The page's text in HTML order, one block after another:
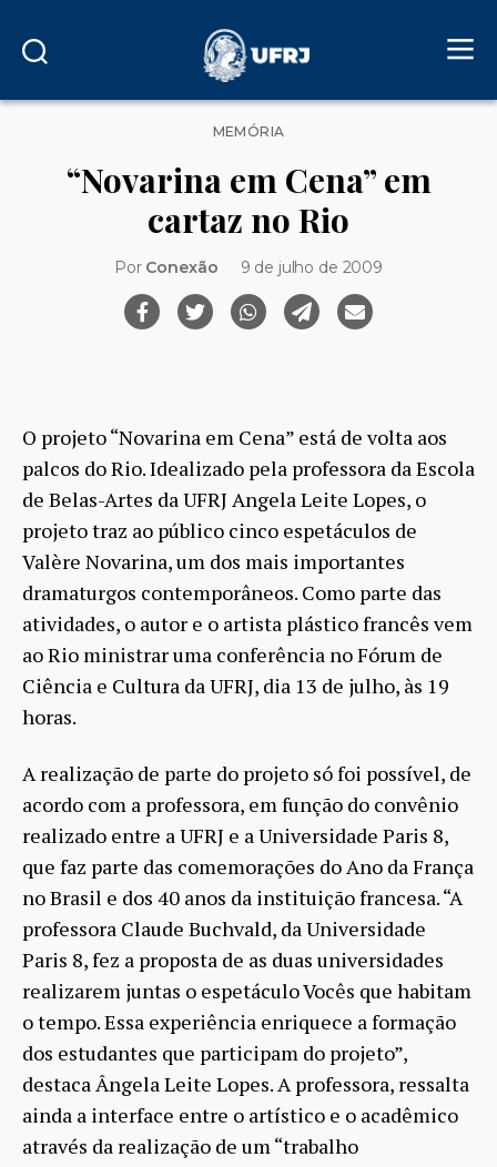
Categorias
MEMÓRIA
“Novarina em Cena” em
cartaz no Rio
Por Conexão 9 de julho de 2009
O projeto “Novarina em Cena” está de volta aos
palcos do Rio. Idealizado pela professora da Escola
de Belas-Artes da UFRJ Angela Leite Lopes, o
projeto traz ao público cinco espetáculos de
Valère Novarina, um dos mais importantes
dramaturgos contemporâneos. Como parte das
atividades, o autor e o artista plástico francês vem
ao Rio ministrar uma conferência no Fórum de
Ciência e Cultura da UFRJ, dia 13 de julho, às 19
horas.
A realização de parte do projeto só foi possível, de
acordo com a professora, em função do convênio
realizado entre a UFRJ e a Universidade Paris 8,
que faz parte das comemorações do Ano da França
no Brasil e dos 40 anos da instituição francesa. “A
professora Claude Buchvald, da Universidade
Paris 8, fez a proposta de as duas universidades
realizarem juntas o espetáculo Vocês que habitam
o tempo. Essa experiência enriquece a formação
dos estudantes que participam do projeto”,
destaca Ângela Leite Lopes. A professora, ressalta
ainda a interface entre o artístico e o acadêmico
através da realização de um “trabalho